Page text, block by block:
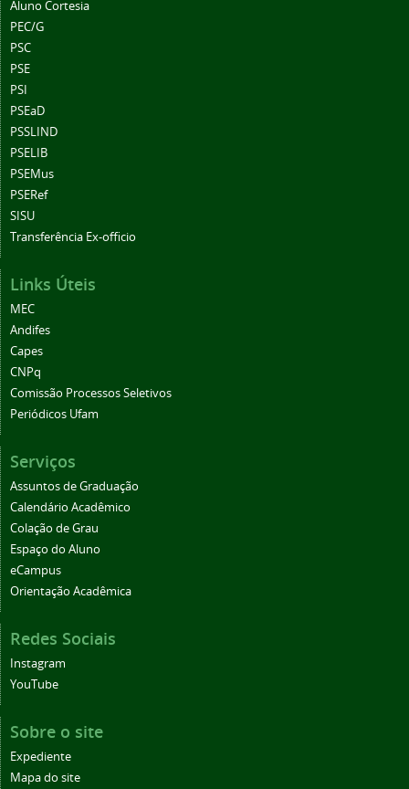
Aluno Cortesia
PEC/G
PSC
PSE
PSI
PSEaD
PSSLIND
PSELIB
PSEMus
PSERef
SISU
Transferência Ex-officio
Links Úteis
MEC
Andifes
Capes
CNPq
Comissão Processos Seletivos
Periódicos Ufam
Serviços
Assuntos de Graduação
Calendário Acadêmico
Colação de Grau
Espaço do Aluno
eCampus
Orientação Acadêmica
Redes Sociais
Instagram
YouTube
Sobre o site
Expediente
Mapa do site